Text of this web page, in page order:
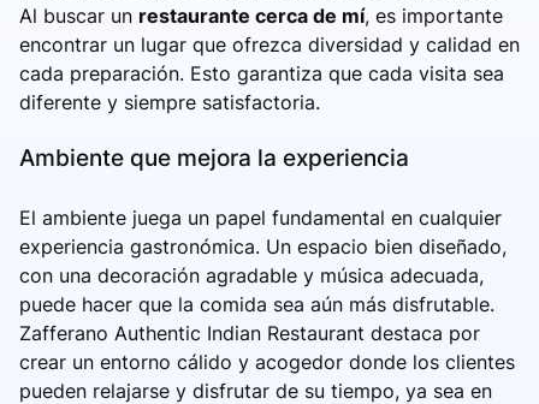
Al buscar un restaurante cerca de mí, es importante
encontrar un lugar que ofrezca diversidad y calidad en
cada preparación. Esto garantiza que cada visita sea
diferente y siempre satisfactoria.
Ambiente que mejora la experiencia
El ambiente juega un papel fundamental en cualquier
experiencia gastronómica. Un espacio bien diseñado,
con una decoración agradable y música adecuada,
puede hacer que la comida sea aún más disfrutable.
Zafferano Authentic Indian Restaurant destaca por
crear un entorno cálido y acogedor donde los clientes
pueden relajarse y disfrutar de su tiempo, ya sea en